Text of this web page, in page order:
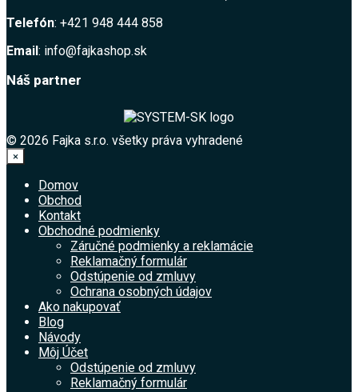
Telefón: +421 948 444 858
Email: info@fajkashop.sk
Náš partner
© 2026 Fajka s.r.o. všetky práva vyhradené
×
Domov
Obchod
Kontakt
Obchodné podmienky
Záručné podmienky a reklamácie
Reklamačný formulár
Odstúpenie od zmluvy
Ochrana osobných údajov
Ako nakupovať
Blog
Návody
Môj Účet
Odstúpenie od zmluvy
Reklamačný formulár